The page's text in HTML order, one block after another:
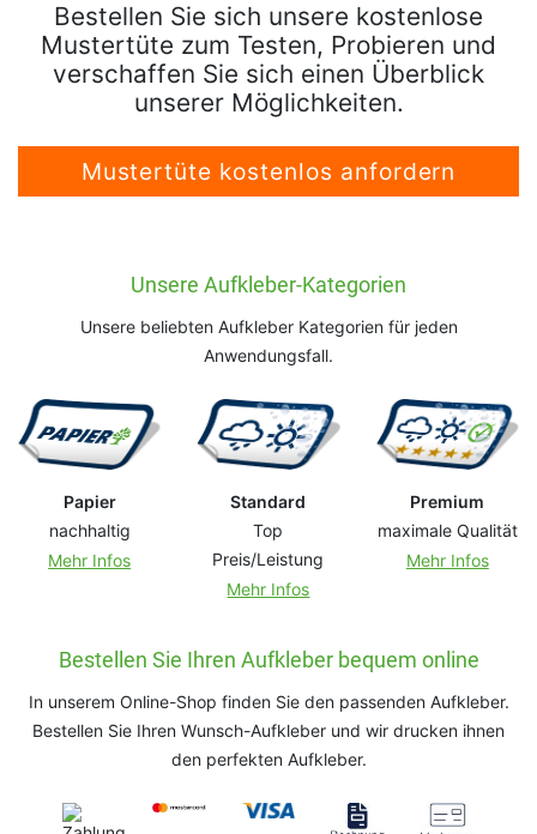
Bestellen Sie sich unsere kostenlose
Mustertüte zum Testen, Probieren und
verschaffen Sie sich einen Überblick
unserer Möglichkeiten.
Mustertüte kostenlos anfordern
Unsere Aufkleber-Kategorien
Unsere beliebten Aufkleber Kategorien für jeden
Anwendungsfall.
Papier
nachhaltig
Mehr Infos
Standard
Top
Preis/Leistung
Mehr Infos
Premium
maximale Qualität
Mehr Infos
Bestellen Sie Ihren Aufkleber bequem online
In unserem Online-Shop finden Sie den passenden Aufkleber.
Bestellen Sie Ihren Wunsch-Aufkleber und wir drucken ihnen
den perfekten Aufkleber.